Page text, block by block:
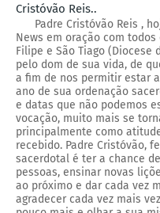
Cristóvão Reis..
Padre Cristóvão Reis ,
News em oração com
Filipe e São Tiago (Diocese
pelo dom de sua vida, de
a fim de nos permitir estar
ano de sua ordenação
e datas que não podemos
vocação, muito mais se
principalmente como
recebido. Padre Cristóvão,
sacerdotal é ter a chance
pessoas, ensinar novas
ao próximo e dar cada vez
agradecer cada vez mais